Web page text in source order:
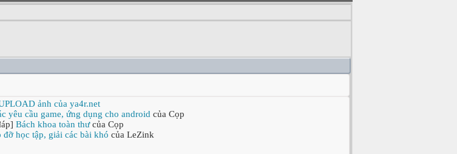
ảnh của ya4r.net
yêu cầu game, ứng dụng cho android của Cọp
Bách khoa toàn thưcủa Cọp
đỡ học tập, giải các bài khó của LeZink